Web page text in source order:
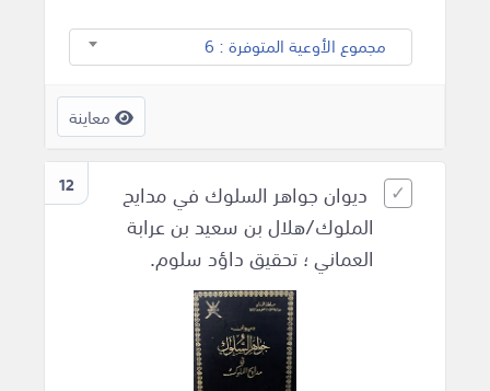
مجموع الأوعية المتوفرة : 6
معاينة
12
ديوان جواهر السلوك في مدايح
الملوك/هلال بن سعيد بن عرابة
العماني ؛ تحقيق داؤد سلوم.